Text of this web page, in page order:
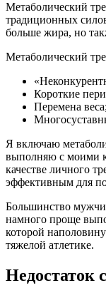
Метаболический
традиционных
больше жира, но
Метаболический
Короткие
Перемена веса;
Я включаю
выполняю с моими
качестве личного
эффективным для
Большинство
намного проще
которой
тяжелой атлетике.
Недостаток